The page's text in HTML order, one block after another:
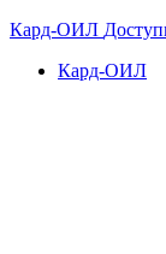
Кард-ОИЛ
Кард-ОИЛ